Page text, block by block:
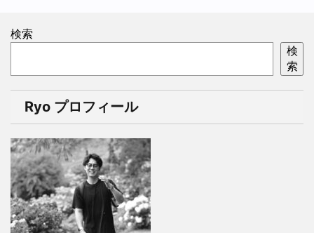
検索
検
索
Ryo プロフィール